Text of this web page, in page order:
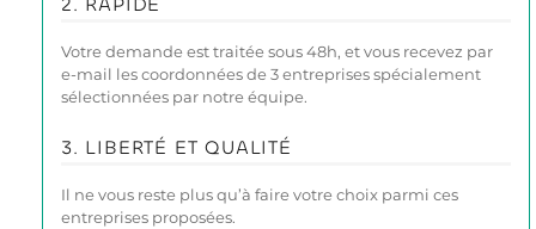
Votre demande est traitée sous 48h, et vous recevez par
e-mail les coordonnées de 3 entreprises spécialement
sélectionnées par notre équipe.
3. LIBERTÉ ET QUALITÉ
Il ne vous reste plus qu’à faire votre choix parmi ces
entreprises proposées.